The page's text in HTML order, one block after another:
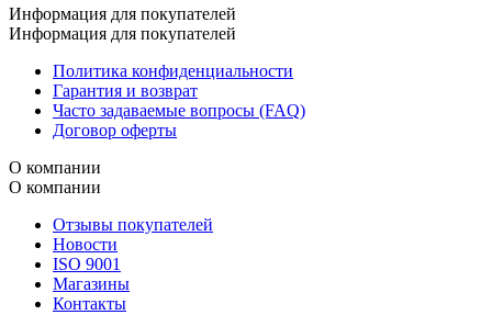
Информация для покупателей
Информация для покупателей
Политика конфиденциальности
Гарантия и возврат
Часто задаваемые вопросы (FAQ)
Договор оферты
О компании
О компании
Отзывы покупателей
Новости
ISO 9001
Магазины
Контакты